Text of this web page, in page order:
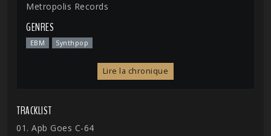
Metropolis Records
GENRES
EBM Synthpop
Lire la chronique
TRACKLIST
01. Apb Goes C-64